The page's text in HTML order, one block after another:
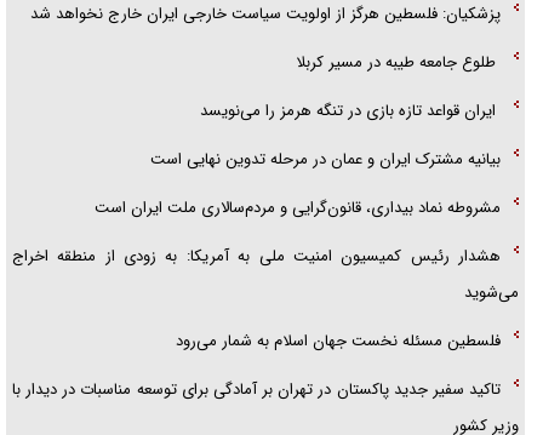
پزشکیان: فلسطین هرگز از اولویت سیاست خارجی ایران خارج نخواهد شد
طلوع جامعه طیبه در مسیر کربلا
ایران قواعد تازه بازی در تنگه هرمز را می‌نویسد
بیانیه مشترک ایران و عمان در مرحله تدوین نهایی است
مشروطه نماد بیداری، قانون‌گرایی و مردم‌سالاری ملت ایران است
هشدار رئیس کمیسیون امنیت ملی به آمریکا: به زودی از منطقه اخراج
می‌شوید
فلسطین مسئله نخست جهان اسلام به شمار می‌رود
تاکید سفیر جدید پاکستان در تهران بر آمادگی برای توسعه مناسبات در دیدار با
وزیر کشور